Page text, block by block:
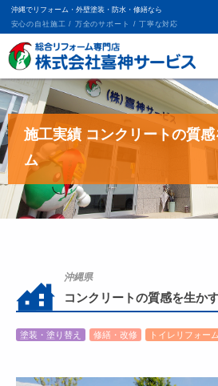
沖縄でリフォーム・外壁塗装・防水・修繕なら
安心の自社施工 / 万全のサポート / 丁寧な対応
施工実績 コンクリートの質
ム
沖縄県
コンクリートの質感を生か
塗装・塗り替え 修繕・改修 トイレリフォーム